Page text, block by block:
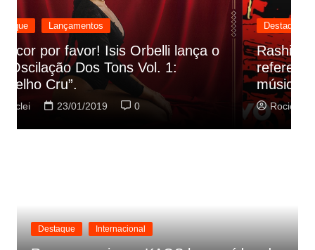
Destaque Lançamentos
Rashid vai buscar nos HQs as
referencias do clipe de sua nova
música
Rociclei 22/01/2019
Destaque Internacional